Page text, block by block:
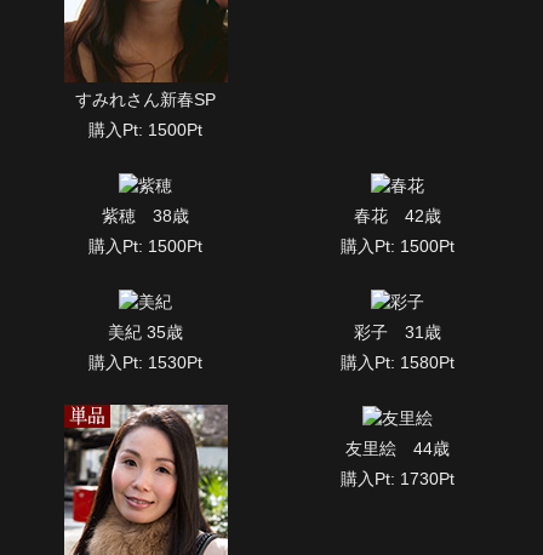
すみれさん新春SP
購入Pt: 1500Pt
紫穂 38歳
購入Pt: 1500Pt
春花 42歳
購入Pt: 1500Pt
美紀 35歳
購入Pt: 1530Pt
彩子 31歳
購入Pt: 1580Pt
友里絵 44歳
購入Pt: 1730Pt